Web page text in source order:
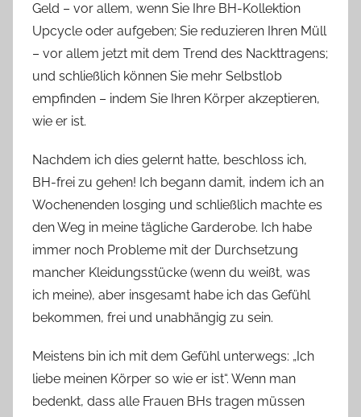
Geld – vor allem, wenn Sie Ihre BH-Kollektion
Upcycle oder aufgeben; Sie reduzieren Ihren Müll
– vor allem jetzt mit dem Trend des Nackttragens;
und schließlich können Sie mehr Selbstlob
empfinden – indem Sie Ihren Körper akzeptieren,
wie er ist.
Nachdem ich dies gelernt hatte, beschloss ich,
BH-frei zu gehen! Ich begann damit, indem ich an
Wochenenden losging und schließlich machte es
den Weg in meine tägliche Garderobe. Ich habe
immer noch Probleme mit der Durchsetzung
mancher Kleidungsstücke (wenn du weißt, was
ich meine), aber insgesamt habe ich das Gefühl
bekommen, frei und unabhängig zu sein.
Meistens bin ich mit dem Gefühl unterwegs: „Ich
liebe meinen Körper so wie er ist“. Wenn man
bedenkt, dass alle Frauen BHs tragen müssen